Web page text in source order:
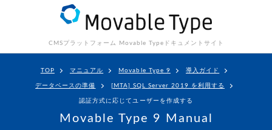
CMSプラットフォーム Movable Type ドキュメントサイト
TOP マニュアル Movable Type 9 導入ガイド
データベースの準備 [MTA] SQL Server 2019 を利用する
認証方式に応じてユーザーを作成する
Movable Type 9 Manual